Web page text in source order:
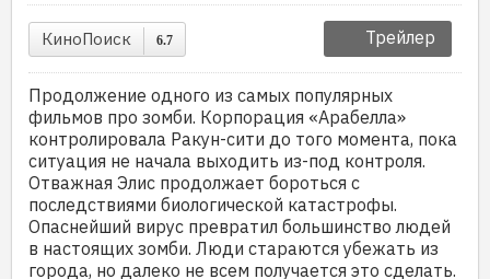
КиноПоиск 6.7 Трейлер
Продолжение одного из самых популярных
фильмов про зомби. Корпорация «Арабелла»
контролировала Ракун-сити до того момента, пока
ситуация не начала выходить из-под контроля.
Отважная Элис продолжает бороться с
последствиями биологической катастрофы.
Опаснейший вирус превратил большинство людей
в настоящих зомби. Люди стараются убежать из
города, но далеко не всем получается это сделать.